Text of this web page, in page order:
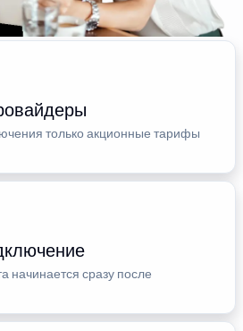
только акционные тарифы
начинается сразу после